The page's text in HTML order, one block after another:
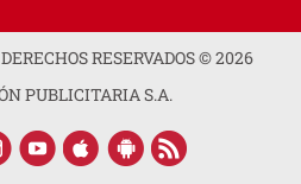
RESERVADOS ©2026
PUBLICITARIA S.A.